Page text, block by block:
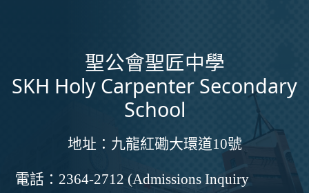
聖公會聖匠中學
SKH Holy Carpenter Secondary
School
地址： 九龍紅磡大環道10號
電話： 2364-2712 (Admissions Inquiry